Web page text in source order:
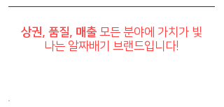
상권, 품질, 매출 모든 분야에 가치가 빛
나는 알짜배기 브랜드입니다!